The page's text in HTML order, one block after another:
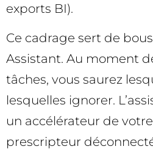
exports BI).
Ce cadrage sert de
Assistant. Au moment
tâches, vous saurez
lesquelles ignorer.
un accélérateur de
prescripteur